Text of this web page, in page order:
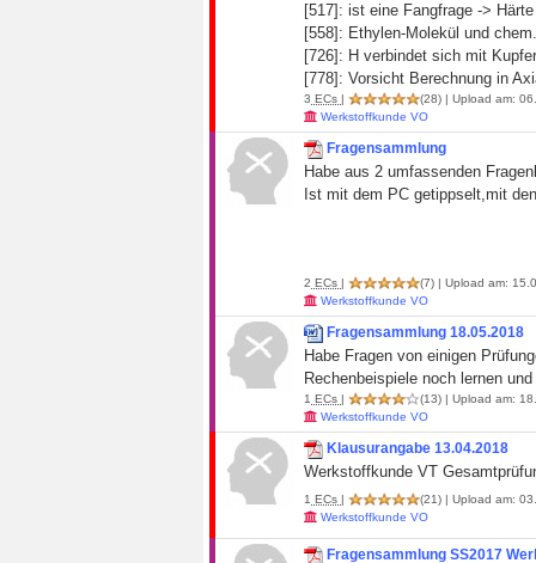
[517]: ist eine Fangfrage ->
[558]: Ethylen-Molekül und
[726]: H verbindet sich mit
[778]: Vorsicht Berechnung in
3 ECs | (28) | Upload am:
Werkstoffkunde VO
Fragensammlung
Habe aus 2 umfassenden
Ist mit dem PC getippselt,mit
2 ECs | (7) | Upload am:
Werkstoffkunde VO
Fragensammlung 18.05.2018
Habe Fragen von einigen
Rechenbeispiele noch lernen
1 ECs | (13) | Upload am:
Werkstoffkunde VO
Klausurangabe 13.04.2018
Werkstoffkunde VT
1 ECs | (21) | Upload am:
Werkstoffkunde VO
Fragensammlung SS2017